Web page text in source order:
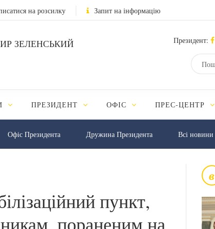
на розсилку Запит на інформацію
ЗЕЛЕНСЬКИЙ Президент:
ПРЕЗИДЕНТ ОФІС ПРЕС-ЦЕНТР
Офіс Президента Дружина Президента Всі новини
в
пункт,
пораненим на